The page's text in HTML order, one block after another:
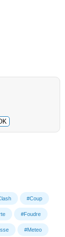
#Coup
#Foudre
#Meteo